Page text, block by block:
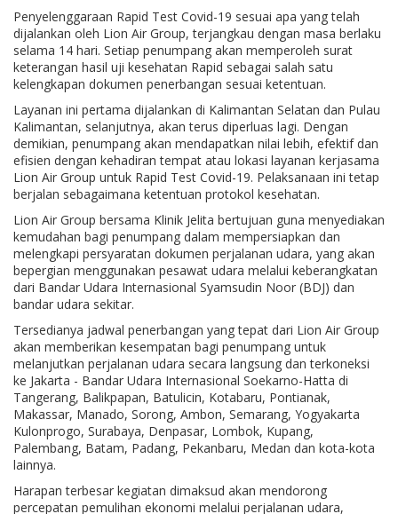
Penyelenggaraan Rapid Test Covid-19 sesuai apa yang telah
dijalankan oleh Lion Air Group, terjangkau dengan masa berlaku
selama 14 hari. Setiap penumpang akan memperoleh surat
keterangan hasil uji kesehatan Rapid sebagai salah satu
kelengkapan dokumen penerbangan sesuai ketentuan.
Layanan ini pertama dijalankan di Kalimantan Selatan dan Pulau
Kalimantan, selanjutnya, akan terus diperluas lagi. Dengan
demikian, penumpang akan mendapatkan nilai lebih, efektif dan
efisien dengan kehadiran tempat atau lokasi layanan kerjasama
Lion Air Group untuk Rapid Test Covid-19. Pelaksanaan ini tetap
berjalan sebagaimana ketentuan protokol kesehatan.
Lion Air Group bersama Klinik Jelita bertujuan guna menyediakan
kemudahan bagi penumpang dalam mempersiapkan dan
melengkapi persyaratan dokumen perjalanan udara, yang akan
bepergian menggunakan pesawat udara melalui keberangkatan
dari Bandar Udara Internasional Syamsudin Noor (BDJ) dan
bandar udara sekitar.
Tersedianya jadwal penerbangan yang tepat dari Lion Air Group
akan memberikan kesempatan bagi penumpang untuk
melanjutkan perjalanan udara secara langsung dan terkoneksi
ke Jakarta - Bandar Udara Internasional Soekarno-Hatta di
Tangerang, Balikpapan, Batulicin, Kotabaru, Pontianak,
Makassar, Manado, Sorong, Ambon, Semarang, Yogyakarta
Kulonprogo, Surabaya, Denpasar, Lombok, Kupang,
Palembang, Batam, Padang, Pekanbaru, Medan dan kota-kota
lainnya.
Harapan terbesar kegiatan dimaksud akan mendorong
percepatan pemulihan ekonomi melalui perjalanan udara,